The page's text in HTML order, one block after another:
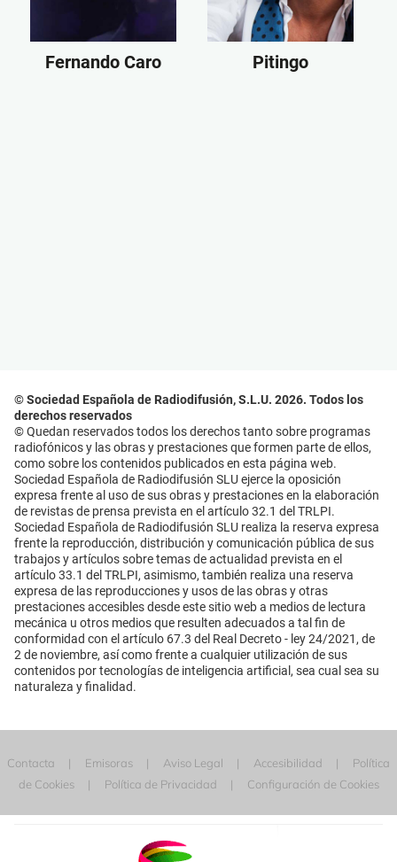
Fernando Caro Pitingo
© Sociedad Española de Radiodifusión, S.L.U. 2026. Todos los
derechos reservados
© Quedan reservados todos los derechos tanto sobre programas
radiofónicos y las obras y prestaciones que formen parte de ellos,
como sobre los contenidos publicados en esta página web.
Sociedad Española de Radiodifusión SLU ejerce la oposición
expresa frente al uso de sus obras y prestaciones en la elaboración
de revistas de prensa prevista en el artículo 32.1 del TRLPI.
Sociedad Española de Radiodifusión SLU realiza la reserva expresa
frente la reproducción, distribución y comunicación pública de sus
trabajos y artículos sobre temas de actualidad prevista en el
artículo 33.1 del TRLPI, asimismo, también realiza una reserva
expresa de las reproducciones y usos de las obras y otras
prestaciones accesibles desde este sitio web a medios de lectura
mecánica u otros medios que resulten adecuados a tal fin de
conformidad con el artículo 67.3 del Real Decreto - ley 24/2021, de
2 de noviembre, así como frente a cualquier utilización de sus
contenidos por tecnologías de inteligencia artificial, sea cual sea su
naturaleza y finalidad.
Contacta Emisoras Aviso Legal Accesibilidad
Política
de Cookies
Política de Privacidad Configuración de Cookies